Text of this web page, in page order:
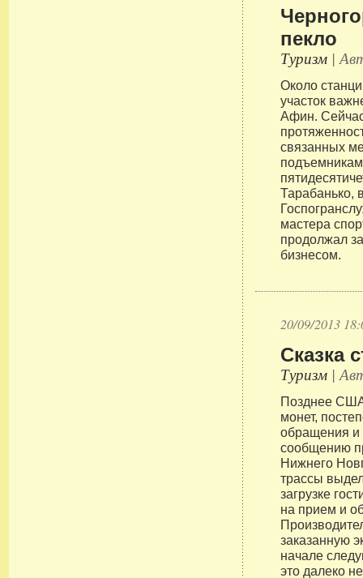
пекло
Туризм |
Около
участок
Афин.
связанных
Тарабанько,
мастера
продолжал
бизнесом.
20/09/2013
Сказка
Туризм |
Позднее США
монет,
обращения и
сообщению
Нижнего
трассы
загрузке
на прием и
заказанную
начале
это далеко